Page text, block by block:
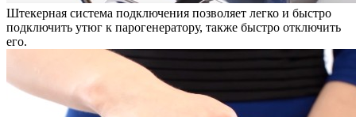
Штекерная система подключения позволяет легко и быстро
подключить утюг к парогенератору, также быстро отключить
его.